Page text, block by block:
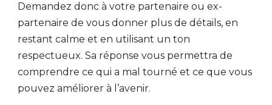
Demandez donc à votre partenaire ou ex-
partenaire de vous donner plus de détails, en
restant calme et en utilisant un ton
respectueux. Sa réponse vous permettra de
comprendre ce qui a mal tourné et ce que vous
pouvez améliorer à l’avenir.